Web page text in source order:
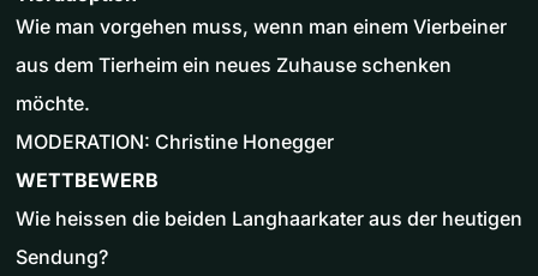
Wie man vorgehen muss, wenn man einem Vierbeiner
aus dem Tierheim ein neues Zuhause schenken
möchte.
MODERATION: Christine Honegger
WETTBEWERB
Wie heissen die beiden Langhaarkater aus der heutigen
Sendung?